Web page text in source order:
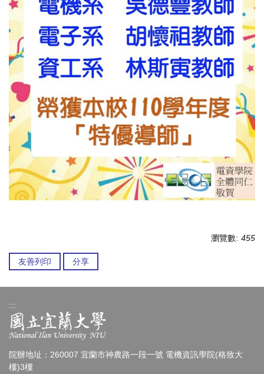
瀏覽數: 455
友善列印 分享
:::
院辦地址：260007 宜蘭市神農路一段一號 電機資訊學院(格致大
樓)3樓